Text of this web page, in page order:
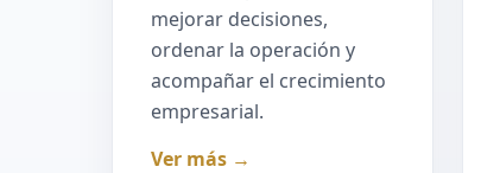
mejorar decisiones,
ordenar la operación y
acompañar el crecimiento
empresarial.
Ver más →